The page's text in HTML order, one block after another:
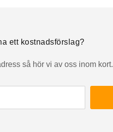
ett kostnadsförslag?
så hör vi av oss inom kort.